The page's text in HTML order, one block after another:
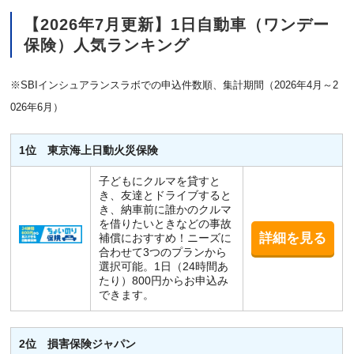
【2026年7月更新】1日自動車（ワンデー
保険）人気ランキング
※SBIインシュアランスラボでの申込件数順、集計期間（2026年4月～2
026年6月）
1位 東京海上日動火災保険
子どもにクルマを貸すと
き、友達とドライブすると
き、納車前に誰かのクルマ
を借りたいときなどの事故
補償におすすめ！ニーズに
合わせて3つのプランから
選択可能。1日（24時間あ
たり）800円からお申込み
できます。
詳細を見る
2位 損害保険ジャパン